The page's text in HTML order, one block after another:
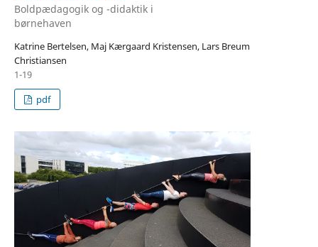
Boldpædagogik og -didaktik i
børnehaven
Katrine Bertelsen, Maj Kærgaard Kristensen, Lars Breum
Christiansen
1-19
pdf